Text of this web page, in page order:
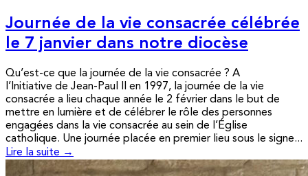
Journée de la vie consacrée célébrée
le 7 janvier dans notre diocèse
Qu’est-ce que la journée de la vie consacrée ? A
l’Initiative de Jean-Paul II en 1997, la journée de la vie
consacrée a lieu chaque année le 2 février dans le but de
mettre en lumière et de célébrer le rôle des personnes
engagées dans la vie consacrée au sein de l’Église
catholique. Une journée placée en premier lieu sous le signe...
Lire la suite →